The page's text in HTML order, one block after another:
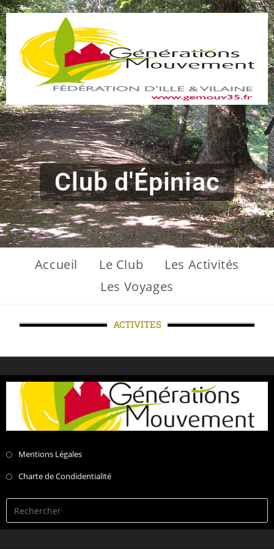
Club d'Épiniac
Accueil Le Club
Les Activités
Les Voyages
ACTIVITES
Mentions Légales
Charte de Condidentialité